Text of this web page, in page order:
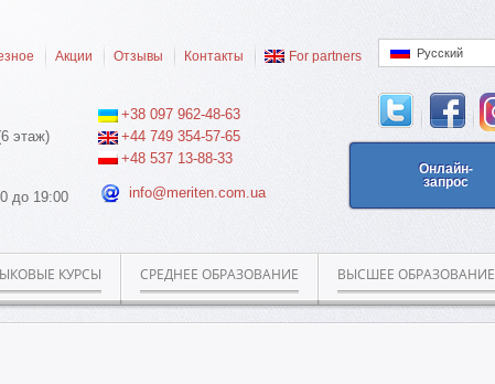
Русский
Акции Отзывы Контакты For partners
Онлайн-
запрос
+38 097 962-48-63
+44 749 354-57-65
+48 537 13-88-33
info@meriten.com.ua
этаж)
до 19:00
КУРСЫ СРЕДНЕЕ ОБРАЗОВАНИЕ ВЫСШЕЕ ОБРАЗОВАНИЕ